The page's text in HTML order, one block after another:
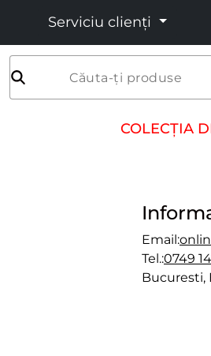
Serviciu clienți
Căuta-ți produse
COLECȚIA
Email:
Теl.:0749
Bucuresti,